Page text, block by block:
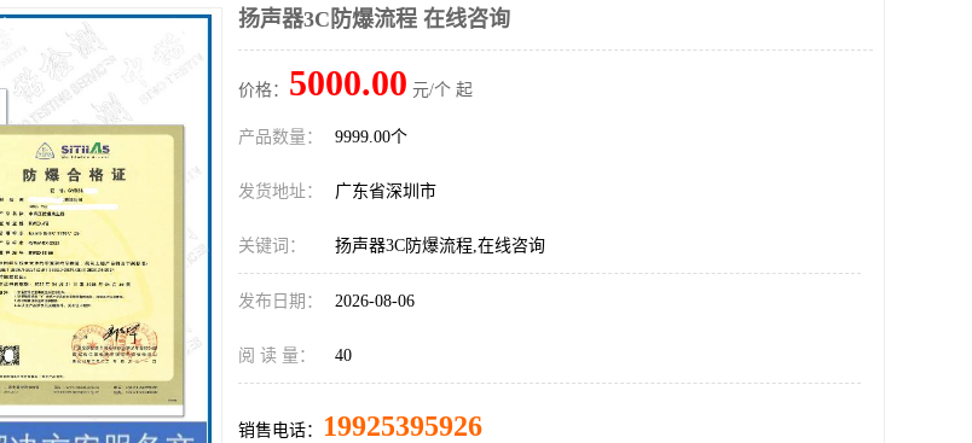
扬声器3C防爆流程 在线咨询
价格： 5000.00 元/个 起
产品数量： 9999.00个
发货地址： 广东省深圳市
关键词： 扬声器3C防爆流程,在线咨询
发布日期： 2026-08-06
阅 读 量： 40
销售电话： 19925395926